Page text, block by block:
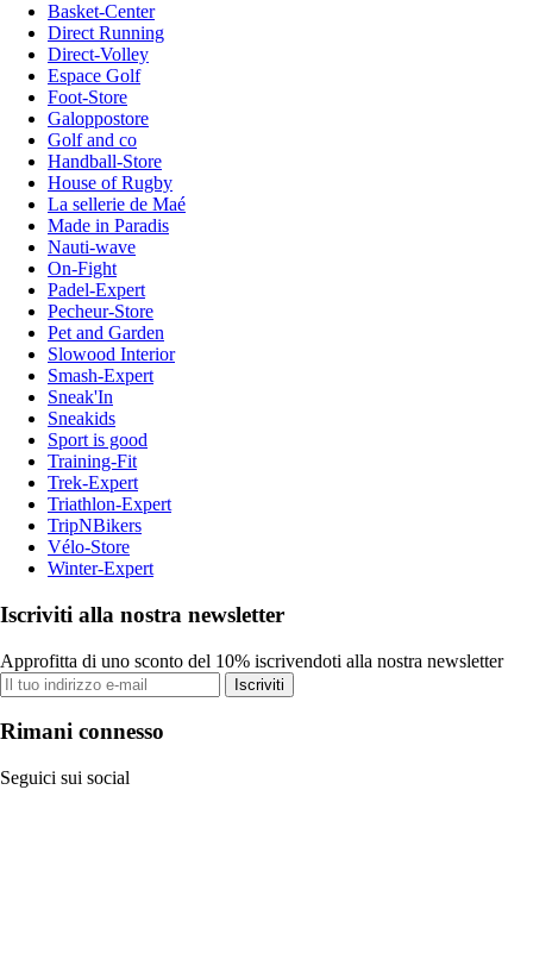
Basket-Center
Direct Running
Direct-Volley
Espace Golf
Foot-Store
Galoppostore
Golf and co
Handball-Store
House of Rugby
La sellerie de Maé
Made in Paradis
Nauti-wave
On-Fight
Padel-Expert
Pecheur-Store
Pet and Garden
Slowood Interior
Smash-Expert
Sneak'In
Sneakids
Sport is good
Training-Fit
Trek-Expert
Triathlon-Expert
TripNBikers
Vélo-Store
Winter-Expert
Iscriviti alla nostra newsletter
Approfitta di uno sconto del 10% iscrivendoti alla nostra newsletter
Iscriviti
Rimani connesso
Seguici sui social